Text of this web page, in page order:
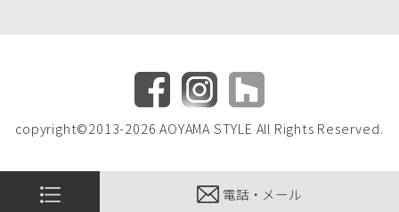
copyright©2013-2026 AOYAMA STYLE All Rights Reserved.
電話・メール